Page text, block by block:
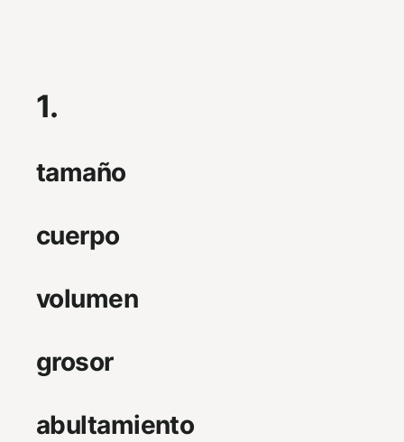
1.
tamaño
cuerpo
volumen
grosor
abultamiento